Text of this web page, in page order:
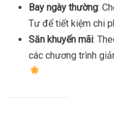
Bay ngày thường:
Tư để tiết kiệm chi
Săn khuyến mãi:
các chương trình